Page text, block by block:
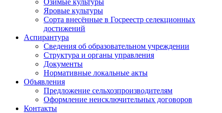
Озимые культуры
Яровые культуры
Сорта внесённые в Госреестр селекционных
достижений
Аспирантура
Сведения об образовательном учреждении
Структура и органы управления
Документы
Нормативные локальные акты
Объявления
Предложение сельхозпроизводителям
Оформление неисключительных договоров
Контакты